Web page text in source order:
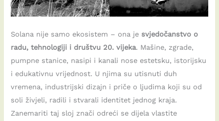
Solana nije samo ekosistem – ona je svjedočanstvo o
radu, tehnologiji i društvu 20. vijeka. Mašine, zgrade,
pumpne stanice, nasipi i kanali nose estetsku, istorijsku
i edukativnu vrijednost. U njima su utisnuti duh
vremena, industrijski dizajn i priče o ljudima koji su od
soli živjeli, radili i stvarali identitet jednog kraja.
Zanemariti taj sloj znači odreći se dijela vlastite